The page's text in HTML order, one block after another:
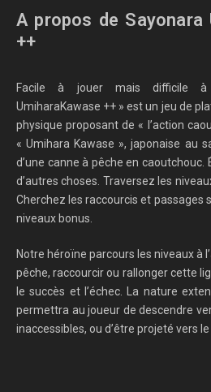
A propos de Sayonara
++
Facile à jouer mais difficile à
UmiharaKawase ++ » est un jeu de
physique proposant de « l’action
« Umihara Kawase », japonaise au
d’une canne à pêche en
d’autres choses. Traversez les
Cherchez les raccourcis et passages
niveaux bonus.
Notre héroïne parcours les niveaux à
pêche, raccourcir ou rallonger cette
le succès et l’échec. La nature
permettra au joueur de descendre
inaccessibles, ou d’être projeté vers